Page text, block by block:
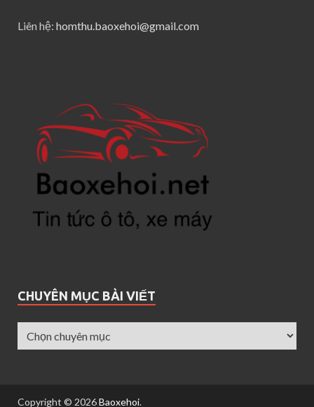
Liên hệ: homthu.baoxehoi@gmail.com
CHUYÊN MỤC BÀI VIẾT
Copyright © 2026Baoxehoi.